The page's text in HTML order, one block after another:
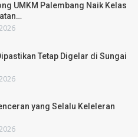
UMKM Palembang Naik Kelas
Tetap Digelar di Sungai
yang Selalu Keleleran